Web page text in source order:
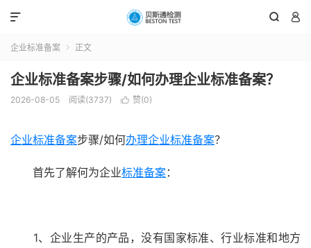
 

企业标准备案  正文
企业标准备案步骤/如何办理企业标准备案？
2026-08-05 阅读(3737)  赞(0)
企业标准备案步骤/如何办理企业标准备案？
首先了解何为企业标准备案：
1、企业生产的产品，没有国家标准、行业标准和地方